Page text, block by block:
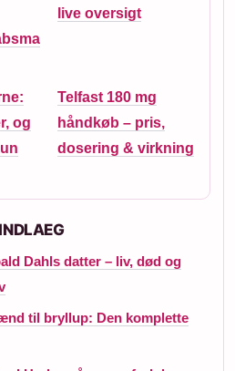
live oversigt
og
Telfast 180 mg
håndkøb – pris,
dosering & virkning
Dahls datter – liv, død og
til bryllup: Den komplette